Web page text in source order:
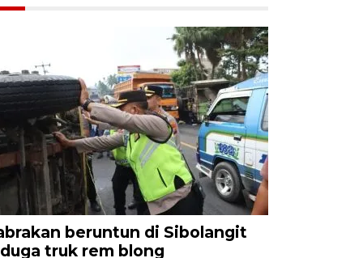
beruntun di Sibolangit
truk rem blong